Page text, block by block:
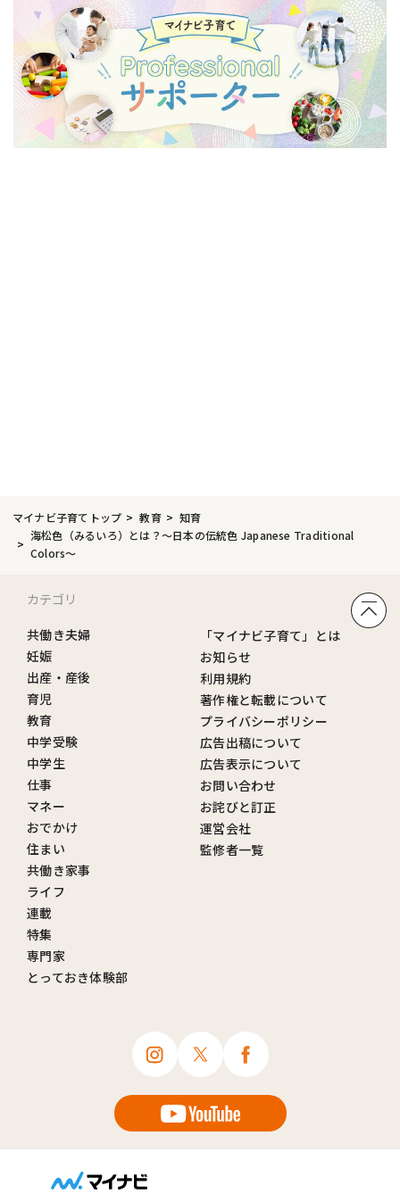
マイナビ子育てトップ 教育
知育
海松色（みるいろ）とは？～日本の伝統色 Japanese Traditional
Colors～
カテゴリ
共働き夫婦
妊娠
出産・産後
育児
教育
中学受験
中学生
仕事
マネー
おでかけ
住まい
共働き家事
ライフ
連載
特集
専門家
とっておき体験部
「マイナビ子育て」とは
お知らせ
利用規約
著作権と転載について
プライバシーポリシー
広告出稿について
広告表示について
お問い合わせ
お詫びと訂正
運営会社
監修者一覧